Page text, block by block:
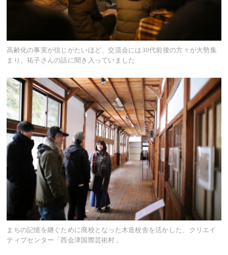
高齢化の事実が信じがたいほど、交流会には30代前後の方々が大勢集
まり、祐子さんの話に聞き入っていました
まちの記憶を継ぐために廃校となった木造校舎を活かした、クリエイ
ティブセンター「西会津国際芸術村」